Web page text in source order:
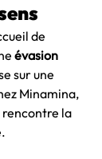
de
évasion
sur une
Minamina,
la